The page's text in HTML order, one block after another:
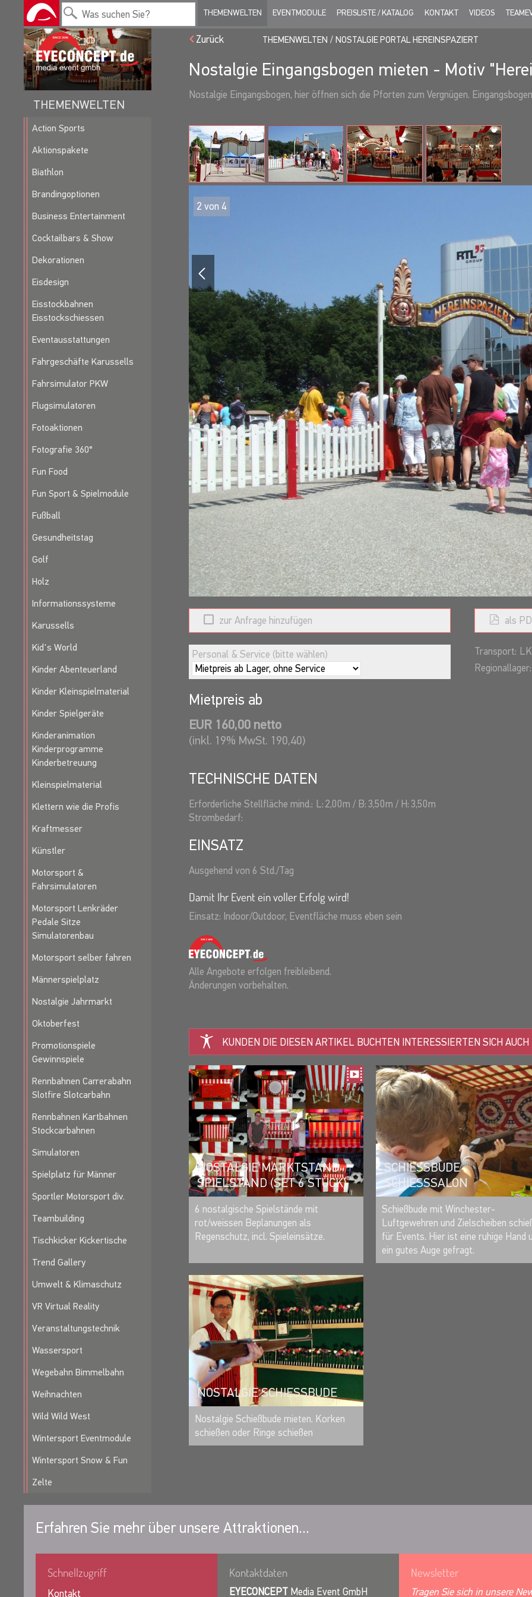
THEMENWELTEN EVENTMODULE PREISLISTE / KATALOG KONTAKT VIDEOS
THEMENWELTEN
Action Sports
Aktionspakete
Biathlon
Brandingoptionen
Business Entertainment
Cocktailbars & Show
Dekorationen
Eisdesign
Eisstockbahnen
Eisstockschiessen
Eventausstattungen
Fahrgeschäfte Karussells
Fahrsimulator PKW
Flugsimulatoren
Fotoaktionen
Fotografie 360°
Fun Food
Fun Sport & Spielmodule
Fußball
Gesundheitstag
Golf
Holz
Informationssysteme
Karussells
Kid's World
Kinder Abenteuerland
Kinder Kleinspielmaterial
Kinder Spielgeräte
Kinderanimation
Kinderprogramme
Kinderbetreuung
Kleinspielmaterial
Klettern wie die Profis
Kraftmesser
Künstler
Motorsport &
Fahrsimulatoren
Motorsport Lenkräder
Pedale Sitze
Simulatorenbau
Motorsport selber fahren
Männerspielplatz
Nostalgie Jahrmarkt
Oktoberfest
Promotionspiele
Gewinnspiele
Rennbahnen Carrerabahn
Slotfire Slotcarbahn
Rennbahnen Kartbahnen
Stockcarbahnen
Simulatoren
Spielplatz für Männer
Sportler Motorsport div.
Teambuilding
Tischkicker Kickertische
Trend Gallery
Umwelt & Klimaschutz
VR Virtual Reality
Veranstaltungstechnik
Wassersport
Wegebahn Bimmelbahn
Weihnachten
Wild Wild West
Wintersport Eventmodule
Wintersport Snow & Fun
Zelte
Zurück THEMENWELTEN NOSTALGIE PORTAL HEREINSPAZIERT
Nostalgie Eingangsbogen mieten - Motiv
Nostalgie Eingangsbogen, hier öffnen sich die Pforten zum Vergnügen.
2 von 4
zur Anfrage hinzufügen als
Personal & Service (bitte wählen)
Mietpreis ab
EUR 160,00 netto
(inkl. 19% MwSt. 190,40)
Transport:
Regionallager:
TECHNISCHE DATEN
Erforderliche Stellfläche mind.: L:2,00m / B:3,50m / H:3,50m
Strombedarf:
EINSATZ
Ausgehend von 6 Std./Tag
Damit Ihr Event ein voller Erfolg wird!
Einsatz: Indoor/Outdoor, Eventfläche muss eben sein
Alle Angebote erfolgen freibleibend.
Änderungen vorbehalten.
KUNDEN DIE DIESEN ARTIKEL BUCHTEN INTERESSIERTEN SICH
NOSTALGIE MARKTSTAND
SPIELSTAND (SET 6 STÜCK)
MERKEN
6 nostalgische Spielstände mit
rot/weissen Beplanungen als
Regenschutz, incl. Spieleinsätze.
SCHIESSBUDE
SCHIESSSALON
MERKEN
Schießbude mit Winchester-
Luftgewehren und Zielscheiben
für Events. Hier ist eine ruhige Hand
ein gutes Auge gefragt.
NOSTALGIE SCHIESSBUDE
MERKEN
Nostalgie Schießbude mieten. Korken
schießen oder Ringe schießen
Erfahren Sie mehr über unsere Attraktionen...
Schnellzugriff
Kontakt
Kontaktdaten
EYECONCEPT Media Event GmbH
Newsletter
Tragen Sie sich in unsere